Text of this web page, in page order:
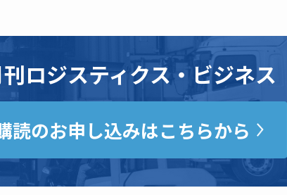
ロジスティクス・ビジネス
読のお申し込みはこちらから